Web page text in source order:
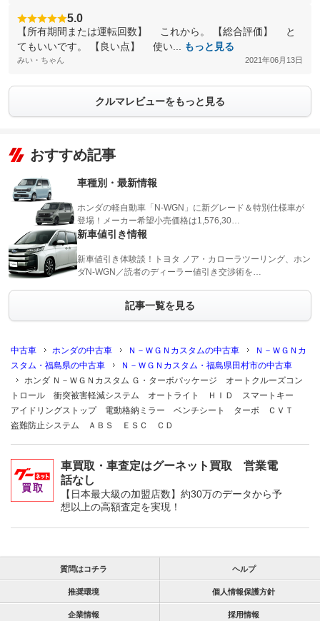
5.0
【所有期間または運転回数】 これから。 【総合評価】 と
てもいいです。 【良い点】 使い...
もっと見る
みい・ちゃん 2021年06月13日
クルマレビューをもっと見る
おすすめ記事
車種別・最新情報
ホンダの軽自動車「N-WGN」に新グレード＆特別仕様車が
登場！メーカー希望小売価格は1,576,30…
新車値引き情報
新車値引き体験談！トヨタ ノア・カローラツーリング、ホン
ダN-WGN／読者のディーラー値引き交渉術を…
記事一覧を見る
中古車 ホンダの中古車 Ｎ－ＷＧＮカスタムの中古車
Ｎ－ＷＧＮカ
スタム・福島県の中古車
Ｎ－ＷＧＮカスタム・福島県田村市の中古車
ホンダ Ｎ－ＷＧＮカスタム Ｇ・ターボパッケージ オートクルーズコン
トロール 衝突被害軽減システム オートライト ＨＩＤ スマートキー
アイドリングストップ 電動格納ミラー ベンチシート ターボ ＣＶＴ
盗難防止システム ＡＢＳ ＥＳＣ ＣＤ
車買取・車査定はグーネット買取 営業電
話なし
【日本最大級の加盟店数】約30万のデータから予
想以上の高額査定を実現！
質問はコチラ ヘルプ
推奨環境 個人情報保護方針
企業情報 採用情報